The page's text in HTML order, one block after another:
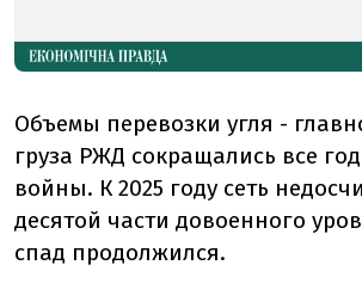
Объемы перевозки угля -
груза РЖД сокращались все
войны. К 2025 году сеть
десятой части довоенного
спад продолжился.